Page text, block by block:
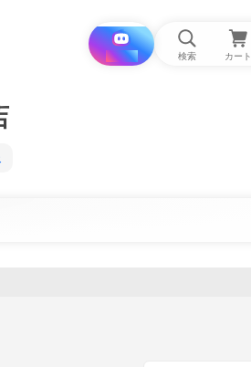
i と探す 検索 カート